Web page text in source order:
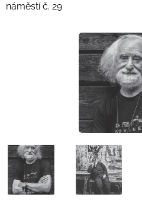
náměstí č. 29